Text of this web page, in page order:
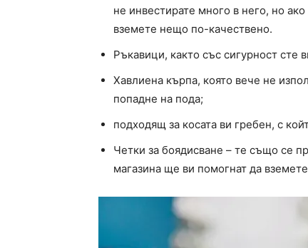
не инвестирате много в него, но
вземете нещо по-качествено.
Ръкавици, както със сигурност сте
Хавлиена кърпа, която вече не
попадне на пода;
подходящ за косата ви гребен, с
Четки за боядисване – те също се
магазина ще ви помогнат да